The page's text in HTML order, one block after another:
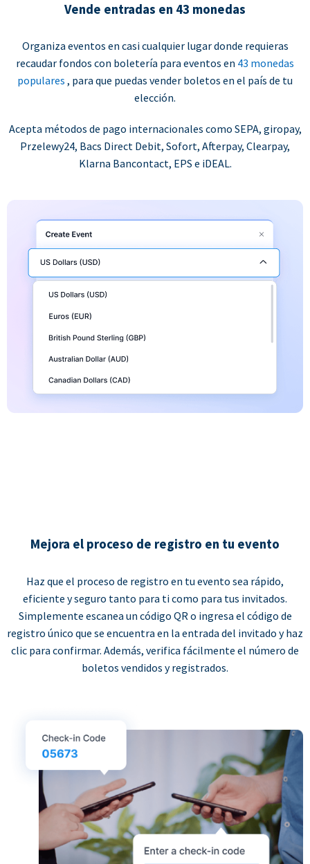
Vende entradas en 43 monedas
Organiza eventos en casi cualquier lugar donde requieras
recaudar fondos con boletería para eventos en 43 monedas
populares , para que puedas vender boletos en el país de tu
elección.
Acepta métodos de pago internacionales como SEPA, giropay,
Przelewy24, Bacs Direct Debit, Sofort, Afterpay, Clearpay,
Klarna Bancontact, EPS e iDEAL.
Mejora el proceso de registro en tu evento
Haz que el proceso de registro en tu evento sea rápido,
eficiente y seguro tanto para ti como para tus invitados.
Simplemente escanea un código QR o ingresa el código de
registro único que se encuentra en la entrada del invitado y haz
clic para confirmar. Además, verifica fácilmente el número de
boletos vendidos y registrados.